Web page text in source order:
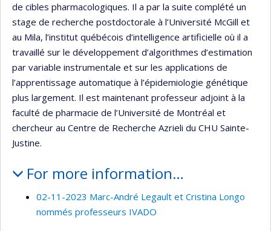
de cibles pharmacologiques. Il a par la suite complété un
stage de recherche postdoctorale à l’Université McGill et
au Mila, l’institut québécois d’intelligence artificielle où il a
travaillé sur le développement d’algorithmes d’estimation
par variable instrumentale et sur les applications de
l’apprentissage automatique à l’épidemiologie génétique
plus largement. Il est maintenant professeur adjoint à la
faculté de pharmacie de l’Université de Montréal et
chercheur au Centre de Recherche Azrieli du CHU Sainte-
Justine.
For more information…
02-11-2023 Marc-André Legault et Cristina Longo
nommés professeurs IVADO